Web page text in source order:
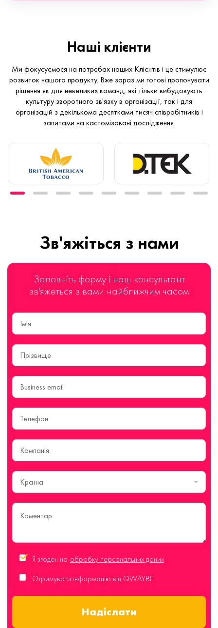
Наші клієнти
Ми фокусуємося на потребах наших Клієнтів і це стимулює
розвиток нашого продукту. Вже зараз ми готові пропонувати
рішення як для невеликих команд, які тільки вибудовують
культуру зворотного зв'язку в організації, так і для
організацій з декількома десятками тисяч співробітників і
запитами на кастомізовані дослідження.
Зв'яжіться з нами
Заповніть форму і наш консультант
зв'яжеться з вами найближчим часом
Країна
Я згоден на обробку персональних даних
Отримувати інформацію від QWAYBE
Надіслати